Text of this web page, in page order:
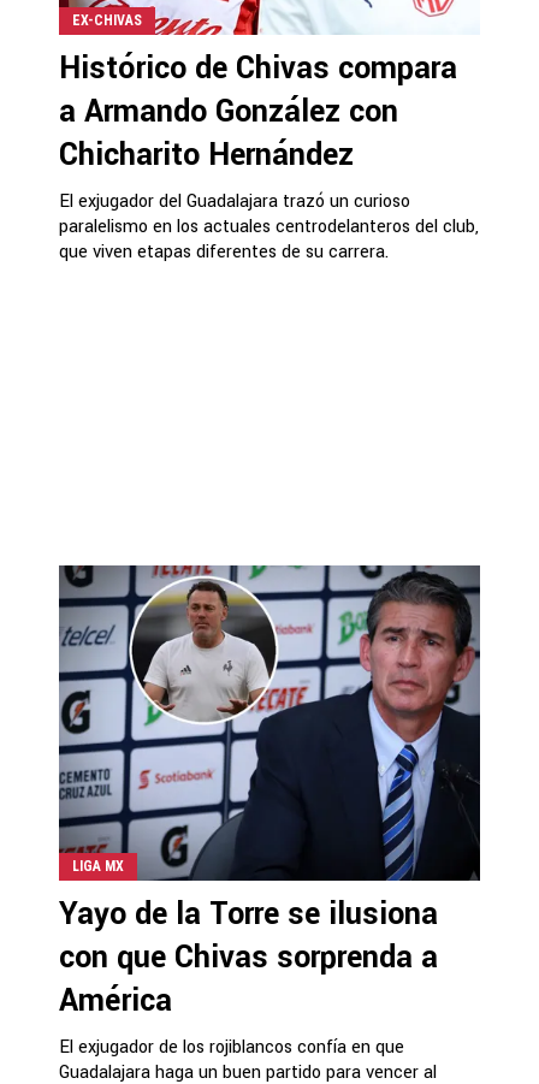
EX-CHIVAS
Histórico de Chivas compara
a Armando González con
Chicharito Hernández
El exjugador del Guadalajara trazó un curioso
paralelismo en los actuales centrodelanteros del club,
que viven etapas diferentes de su carrera.
LIGA MX
Yayo de la Torre se ilusiona
con que Chivas sorprenda a
América
El exjugador de los rojiblancos confía en que
Guadalajara haga un buen partido para vencer al